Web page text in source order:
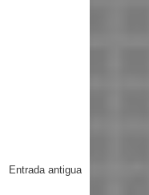
Entrada antigua